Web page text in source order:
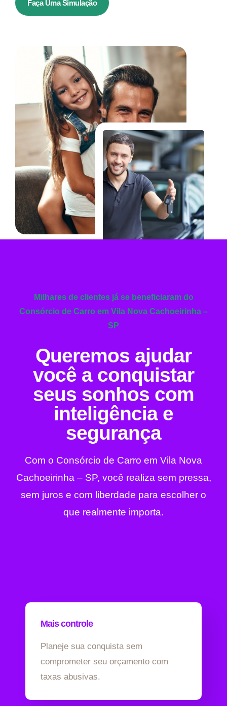
Faça Uma Simulação
Milhares de clientes já se beneficiaram do
Consórcio de Carro em Vila Nova Cachoeirinha –
SP
Queremos ajudar
você a conquistar
seus sonhos com
inteligência e
segurança
Com o Consórcio de Carro em Vila Nova
Cachoeirinha – SP, você realiza sem pressa,
sem juros e com liberdade para escolher o
que realmente importa.
Mais controle
Planeje sua conquista sem
comprometer seu orçamento com
taxas abusivas.